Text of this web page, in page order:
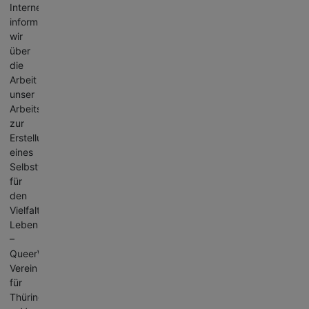
Internetseite
informieren
wir
über
die
Arbeit
unser
Arbeitsgruppe
zur
Erstellung
eines
Selbstverständnis
für
den
Vielfalt
Leben
–
QueerWeg
Verein
für
Thüringen